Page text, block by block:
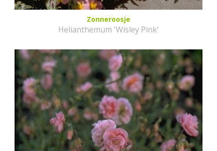
Zonneroosje
Helianthemum 'Wisley Pink'